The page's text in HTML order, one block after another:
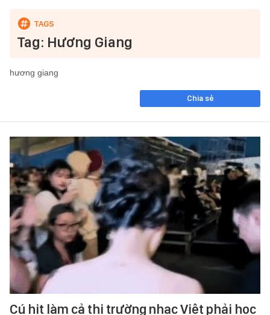
Tag: Hương Giang
hương giang
Chia sẻ
Cú hit làm cả thị trường nhạc Việt phải học